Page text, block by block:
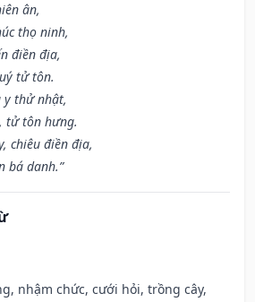
ân,
thọ ninh,
điền địa,
tử tôn.
y thử nhật,
tử tôn hưng.
chiêu điền địa,
bá danh.”
nhậm chức, cưới hỏi, trồng cây,